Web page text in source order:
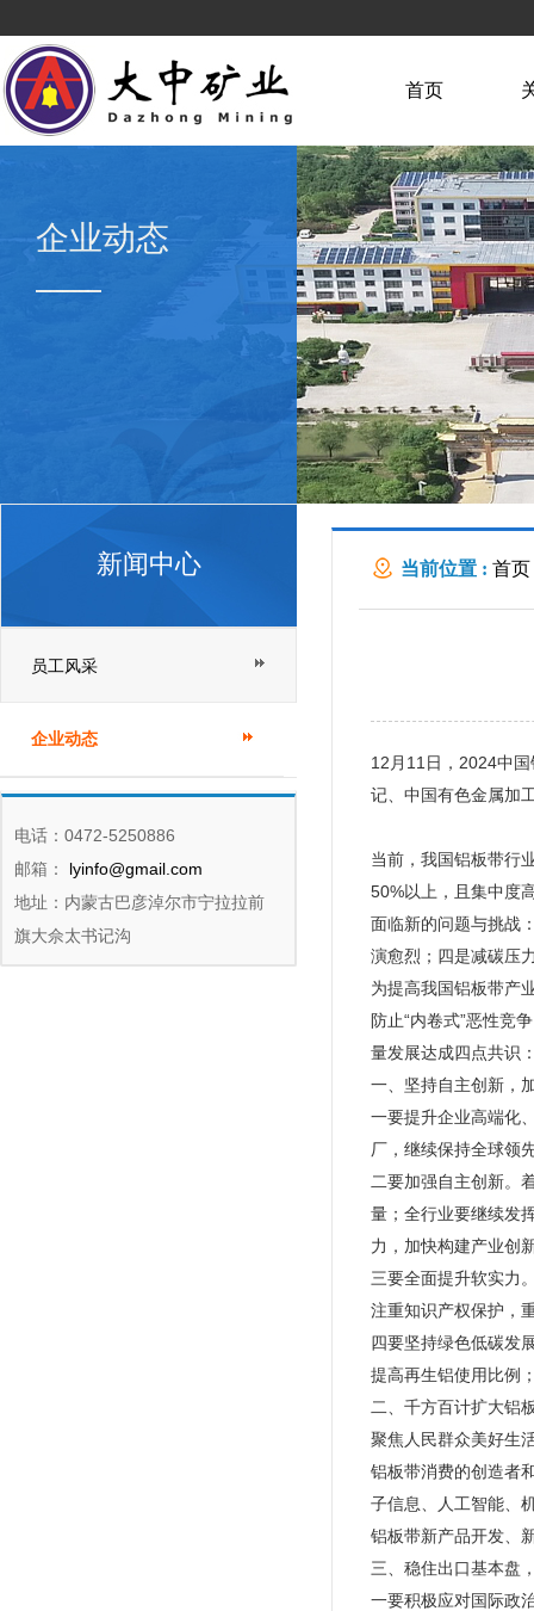
首页
企业动态
新闻中心
员工风采
企业动态
电话：0472-5250886
邮箱：
lyinfo@gmail.com
地址：内蒙古巴彦淖尔市宁拉拉前
旗大佘太书记沟
当前位置 : 首页
12月11日，2024中
记、中国有色金属加
当前，我国铝板带行
50%以上，且集中度
面临新的问题与挑战
演愈烈；四是减碳压
为提高我国铝板带产
防止“内卷式”恶性竞
量发展达成四点共识
一、坚持自主创新，
一要提升企业高端化
厂，继续保持全球领
二要加强自主创新。
量；全行业要继续发
力，加快构建产业创
三要全面提升软实力
注重知识产权保护，
四要坚持绿色低碳发
提高再生铝使用比例
二、千方百计扩大铝
聚焦人民群众美好生
铝板带消费的创造者
子信息、人工智能、
铝板带新产品开发、
三、稳住出口基本盘
一要积极应对国际政